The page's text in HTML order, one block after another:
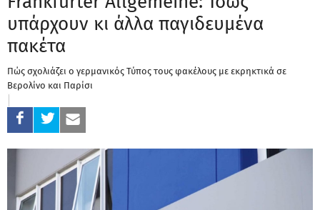
υπάρχουν κι άλλα παγιδευμένα
πακέτα
Πώς σχολιάζει ο γερμανικός Τύπος τους φακέλους με εκρηκτικά σε
Βερολίνο και Παρίσι